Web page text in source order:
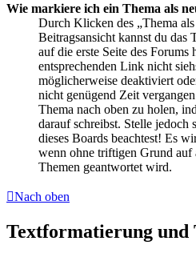
Wie markiere ich ein Thema als
Durch Klicken des „Thema
Beitragsansicht kannst du das
auf die erste Seite des Forums
entsprechenden Link nicht
möglicherweise deaktiviert
nicht genügend Zeit
Thema nach oben zu holen,
darauf schreibst. Stelle jedoch
dieses Boards beachtest! Es
wenn ohne triftigen Grund auf
Themen geantwortet wird.
Nach oben
Textformatierung und